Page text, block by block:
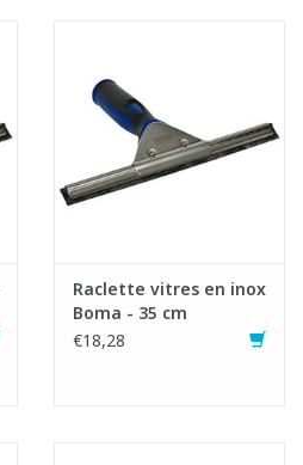
Raclette vitres en inox
Boma - 35 cm
€18,28